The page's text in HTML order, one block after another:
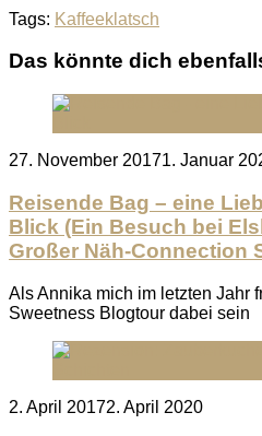
Tags: Kaffeeklatsch
Das könnte dich
Posted
27. November 20171. Januar
Reisende Bag – eine
Blick (Ein Besuch bei
Großer Näh-Connection
Als Annika mich im letzten Jahr
Sweetness Blogtour dabei sein
Posted
2. April 20172. April 2020